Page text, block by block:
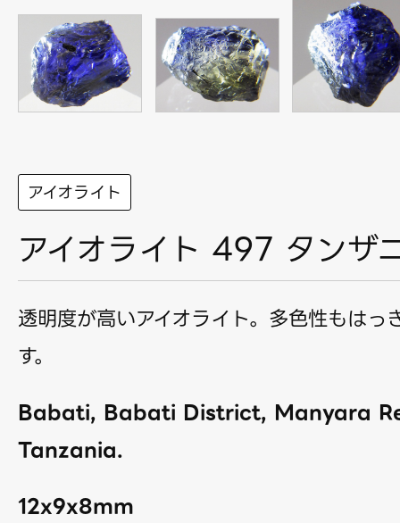
アイオライト
アイオライト 497 タンザ
透明度が高いアイオライト。多色性もはっ
す。
Babati, Babati District, Manyara
Tanzania.
12x9x8mm